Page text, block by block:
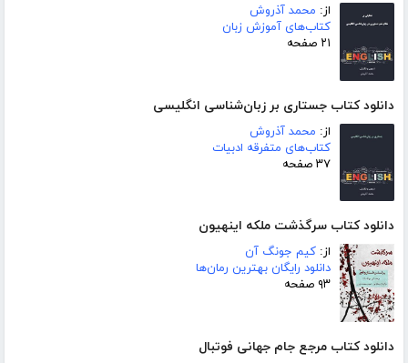
از: محمد آذروش
کتاب‌های آموزش زبان
۲۱ صفحه
دانلود کتاب جستاری بر زبان‌شناسی انگلیسی
از: محمد آذروش
کتاب‌های متفرقه ادبیات
۳۷ صفحه
دانلود کتاب سرگذشت ملکه اینهیون
از: کیم جونگ آن
دانلود رایگان بهترین رمان‌ها
۹۳ صفحه
دانلود کتاب مرجع جام جهانی فوتبال